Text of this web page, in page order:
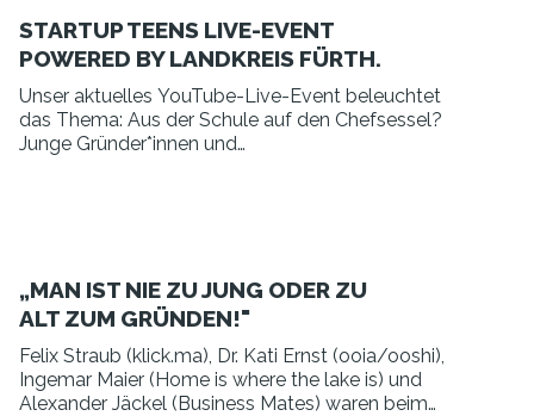
STARTUP TEENS LIVE-EVENT
POWERED BY LANDKREIS FÜRTH.
Unser aktuelles YouTube-Live-Event beleuchtet
das Thema: Aus der Schule auf den Chefsessel?
Junge Gründer*innen und
„MAN IST NIE ZU JUNG ODER ZU
ALT ZUM GRÜNDEN!"
Felix Straub (klick.ma), Dr. Kati Ernst (ooia/ooshi),
Ingemar Maier (Home is where the lake is) und
Alexander Jäckel (Business Mates) waren beim